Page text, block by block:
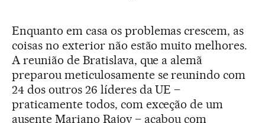
Enquanto em casa os problemas crescem, as
coisas no exterior não estão muito melhores.
A reunião de Bratislava, que a alemã
preparou meticulosamente se reunindo com
24 dos outros 26 líderes da UE –
praticamente todos, com exceção de um
ausente Mariano Rajoy – acabou com